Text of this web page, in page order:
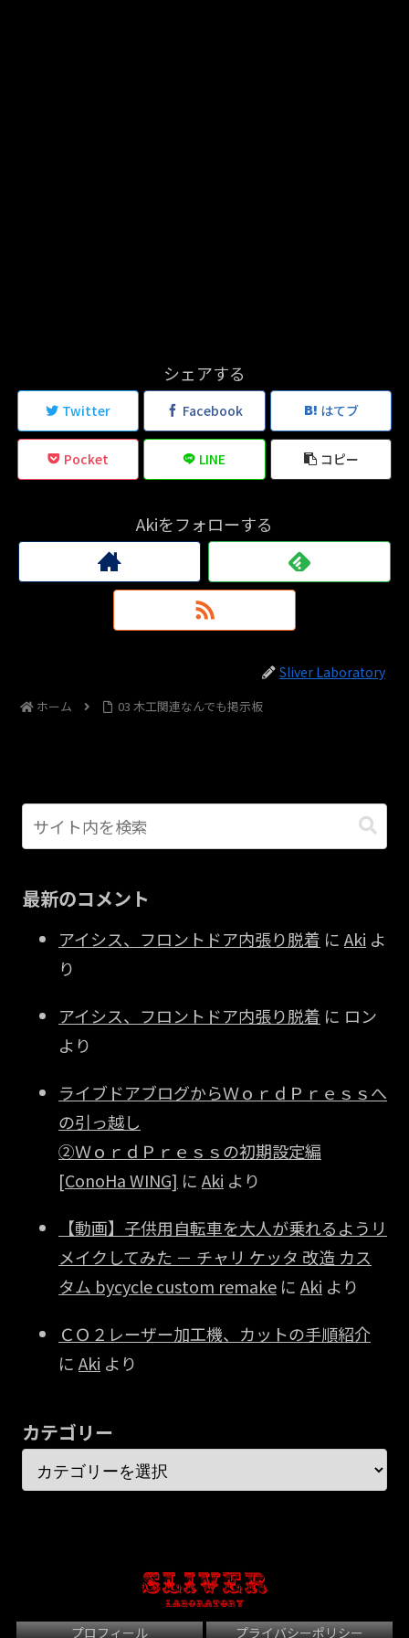
シェアする
Twitter Facebook はてブ
Pocket LINE コピー
Akiをフォローする
Sliver Laboratory
ホーム 03 木工関連なんでも掲示板
最新のコメント
アイシス、フロントドア内張り脱着 に Aki よ
り
アイシス、フロントドア内張り脱着 に ロン
より
ライブドアブログからＷｏｒｄＰｒｅｓｓへ
の引っ越し
②ＷｏｒｄＰｒｅｓｓの初期設定編
[ConoHa WING] に Aki より
【動画】子供用自転車を大人が乗れるようリ
メイクしてみた － チャリ ケッタ 改造 カス
タム bycycle custom remake に Aki より
ＣＯ２レーザー加工機、カットの手順紹介
に Aki より
カテゴリー
プロフィール プライバシーポリシー